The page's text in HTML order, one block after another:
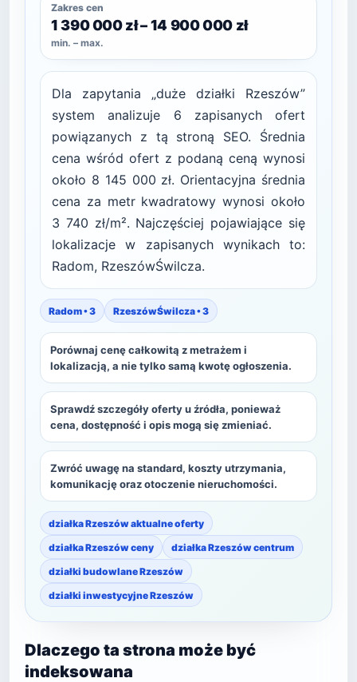
Zakres cen
1 390 000 zł – 14 900 000 zł
min. – max.
Dla zapytania „duże działki Rzeszów”
system analizuje 6 zapisanych ofert
powiązanych z tą stroną SEO. Średnia
cena wśród ofert z podaną ceną wynosi
około 8 145 000 zł. Orientacyjna średnia
cena za metr kwadratowy wynosi około
3 740 zł/m². Najczęściej pojawiające się
lokalizacje w zapisanych wynikach to:
Radom, RzeszówŚwilcza.
Radom • 3 RzeszówŚwilcza • 3
Porównaj cenę całkowitą z metrażem i
lokalizacją, a nie tylko samą kwotę ogłoszenia.
Sprawdź szczegóły oferty u źródła, ponieważ
cena, dostępność i opis mogą się zmieniać.
Zwróć uwagę na standard, koszty utrzymania,
komunikację oraz otoczenie nieruchomości.
działka Rzeszów aktualne oferty
działka Rzeszów ceny
działka Rzeszów centrum
działki budowlane Rzeszów
działki inwestycyjne Rzeszów
Dlaczego ta strona może być
indeksowana